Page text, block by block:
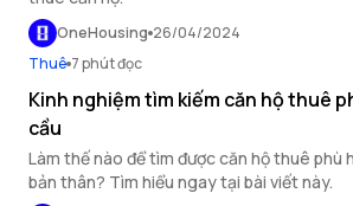
OneHousing 26/04/2024
Thuê 7 phút đọc
Kinh nghiệm tìm kiếm căn hộ thuê
cầu
Làm thế nào để tìm được căn hộ thuê phù
bản thân? Tìm hiểu ngay tại bài viết này.